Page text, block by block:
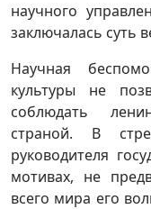
научного
заключалась суть
Научная
культуры не
соблюдать
страной. В
руководителя
мотивах, не
всего мира его